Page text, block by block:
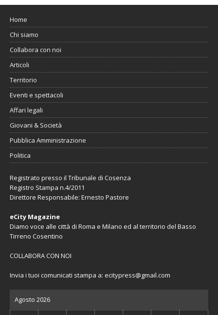
Home
Chi siamo
Collabora con noi
Articoli
Territorio
Eventi e spettacoli
Affari legali
Giovani & Società
Pubblica Amministrazione
Politica
Registrato presso il Tribunale di Cosenza
Registro Stampa n.4/2011
Direttore Responsabile: Ernesto Pastore
eCity Magazine
Diamo voce alle città di Roma e Milano ed al territorio del Basso
Tirreno Cosentino
COLLABORA CON NOI
Invia i tuoi comunicati stampa a: ecitypress@gmail.com
Agosto 2026